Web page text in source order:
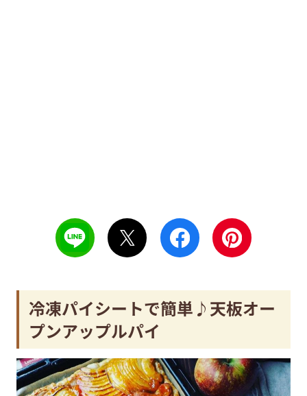
冷凍パイシートで簡単♪天板オー
プンアップルパイ